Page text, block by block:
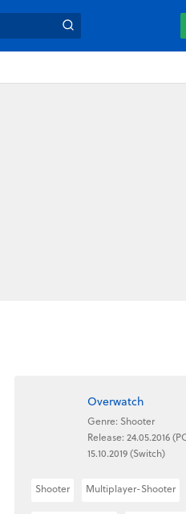
Overwatch
Genre: Shooter
Release: 24.05.2016
15.10.2019 (Switch)
Shooter Multiplayer-Shooter